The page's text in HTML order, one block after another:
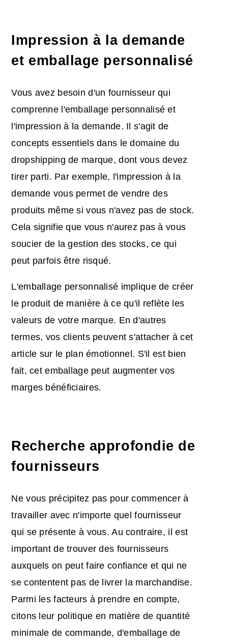
Impression à la demande
et emballage personnalisé
Vous avez besoin d'un fournisseur qui
comprenne l'emballage personnalisé et
l'impression à la demande. Il s'agit de
concepts essentiels dans le domaine du
dropshipping de marque, dont vous devez
tirer parti. Par exemple, l'impression à la
demande vous permet de vendre des
produits même si vous n'avez pas de stock.
Cela signifie que vous n'aurez pas à vous
soucier de la gestion des stocks, ce qui
peut parfois être risqué.
L'emballage personnalisé implique de créer
le produit de manière à ce qu'il reflète les
valeurs de votre marque. En d'autres
termes, vos clients peuvent s'attacher à cet
article sur le plan émotionnel. S'il est bien
fait, cet emballage peut augmenter vos
marges bénéficiaires.
Recherche approfondie de
fournisseurs
Ne vous précipitez pas pour commencer à
travailler avec n'importe quel fournisseur
qui se présente à vous. Au contraire, il est
important de trouver des fournisseurs
auxquels on peut faire confiance et qui ne
se contentent pas de livrer la marchandise.
Parmi les facteurs à prendre en compte,
citons leur politique en matière de quantité
minimale de commande, d'emballage de